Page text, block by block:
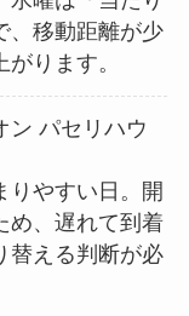
、移動距離が少
ります。
ン パセリハウ
りやすい日。開
め、遅れて到着
替える判断が必